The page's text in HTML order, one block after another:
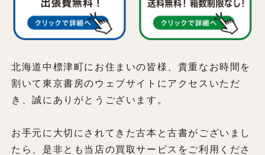
北海道中標津町にお住まいの皆様、貴重なお時間を
割いて東京書房のウェブサイトにアクセスいただ
き、誠にありがとうございます。
お手元に大切にされてきた古本と古書がございまし
たら、是非とも当店の買取サービスをご利用くださ